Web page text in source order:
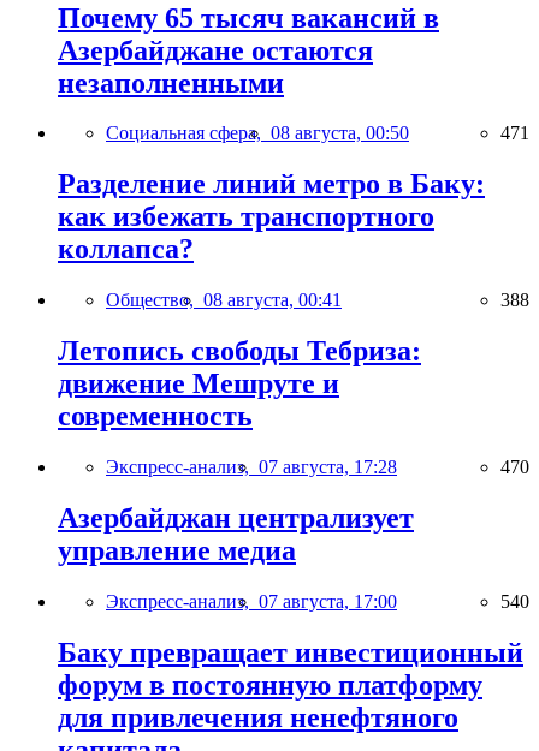
Почему 65 тысяч вакансий в
Азербайджане остаются
незаполненными
Социальная сфера, 08 августа, 00:50 471
Разделение линий метро в Баку:
как избежать транспортного
коллапса?
Общество, 08 августа, 00:41 388
Летопись свободы Тебриза:
движение Мешруте и
современность
Экспресс-анализ, 07 августа, 17:28 470
Азербайджан централизует
управление медиа
Экспресс-анализ, 07 августа, 17:00 540
Баку превращает инвестиционный
форум в постоянную платформу
для привлечения ненефтяного